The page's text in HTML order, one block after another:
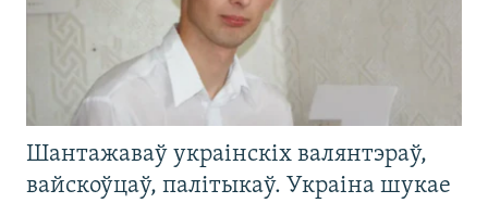
Шантажаваў украінскіх валянтэраў,
вайскоўцаў, палітыкаў. Украіна шукае